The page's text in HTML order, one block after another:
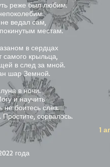
реже был любим.
ведал сам,
местам.
в сердцах
самого крыльца,
в след за мной.
шар Земной.
в ночи.
и научить
не боитесь слёз.
сорвалось.
1
года